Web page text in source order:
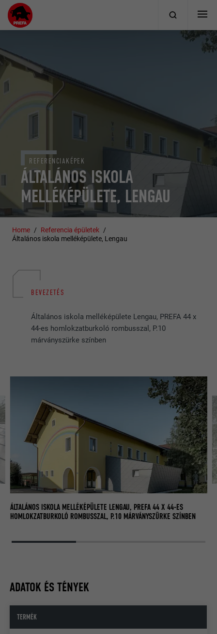
ÁLTALÁNOS ISKOLA
MELLÉKÉPÜLETE, LENGAU
REFERENCIAKÉPEK
Home
Referencia épületek
Általános iskola melléképülete, Lengau
BEVEZETÉS
Általános iskola melléképülete Lengau, PREFA 44 x
44-es homlokzatburkoló rombusszal, P.10
márványszürke színben
ÁLTALÁNOS ISKOLA MELLÉKÉPÜLETE LENGAU, PREFA 44 X 44-ES
HOMLOKZATBURKOLÓ ROMBUSSZAL, P.10 MÁRVÁNYSZÜRKE SZÍNBEN
ADATOK ÉS TÉNYEK
TERMÉK